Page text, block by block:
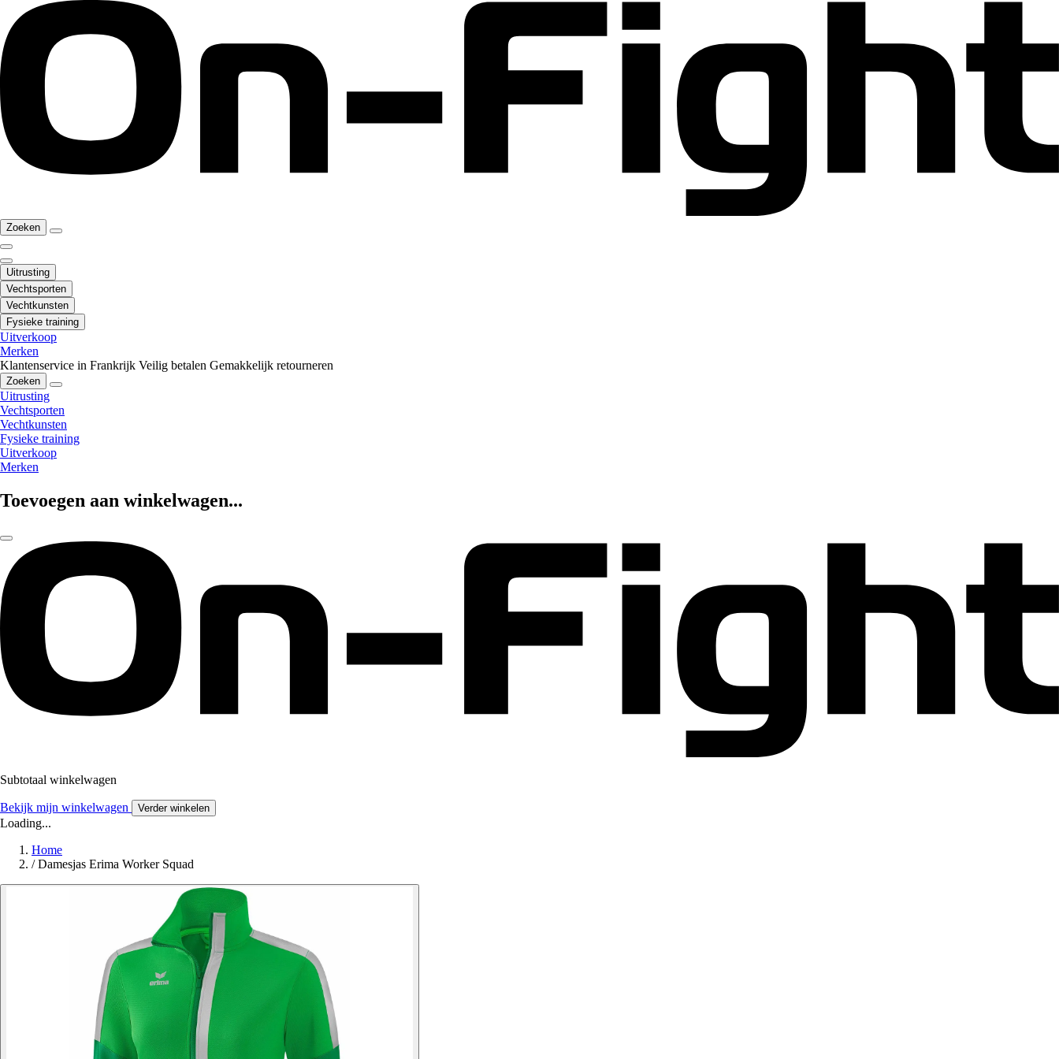
Zoeken
Uitrusting
Vechtsporten
Vechtkunsten
Fysieke training
Uitverkoop
Merken
Klantenservice in Frankrijk Veilig betalen Gemakkelijk retourneren
Zoeken
Uitrusting
Vechtsporten
Vechtkunsten
Fysieke training
Uitverkoop
Merken
Toevoegen aan winkelwagen...
Subtotaal winkelwagen
Bekijk mijn winkelwagen Verder winkelen
Loading...
Home
/ Damesjas Erima Worker Squad